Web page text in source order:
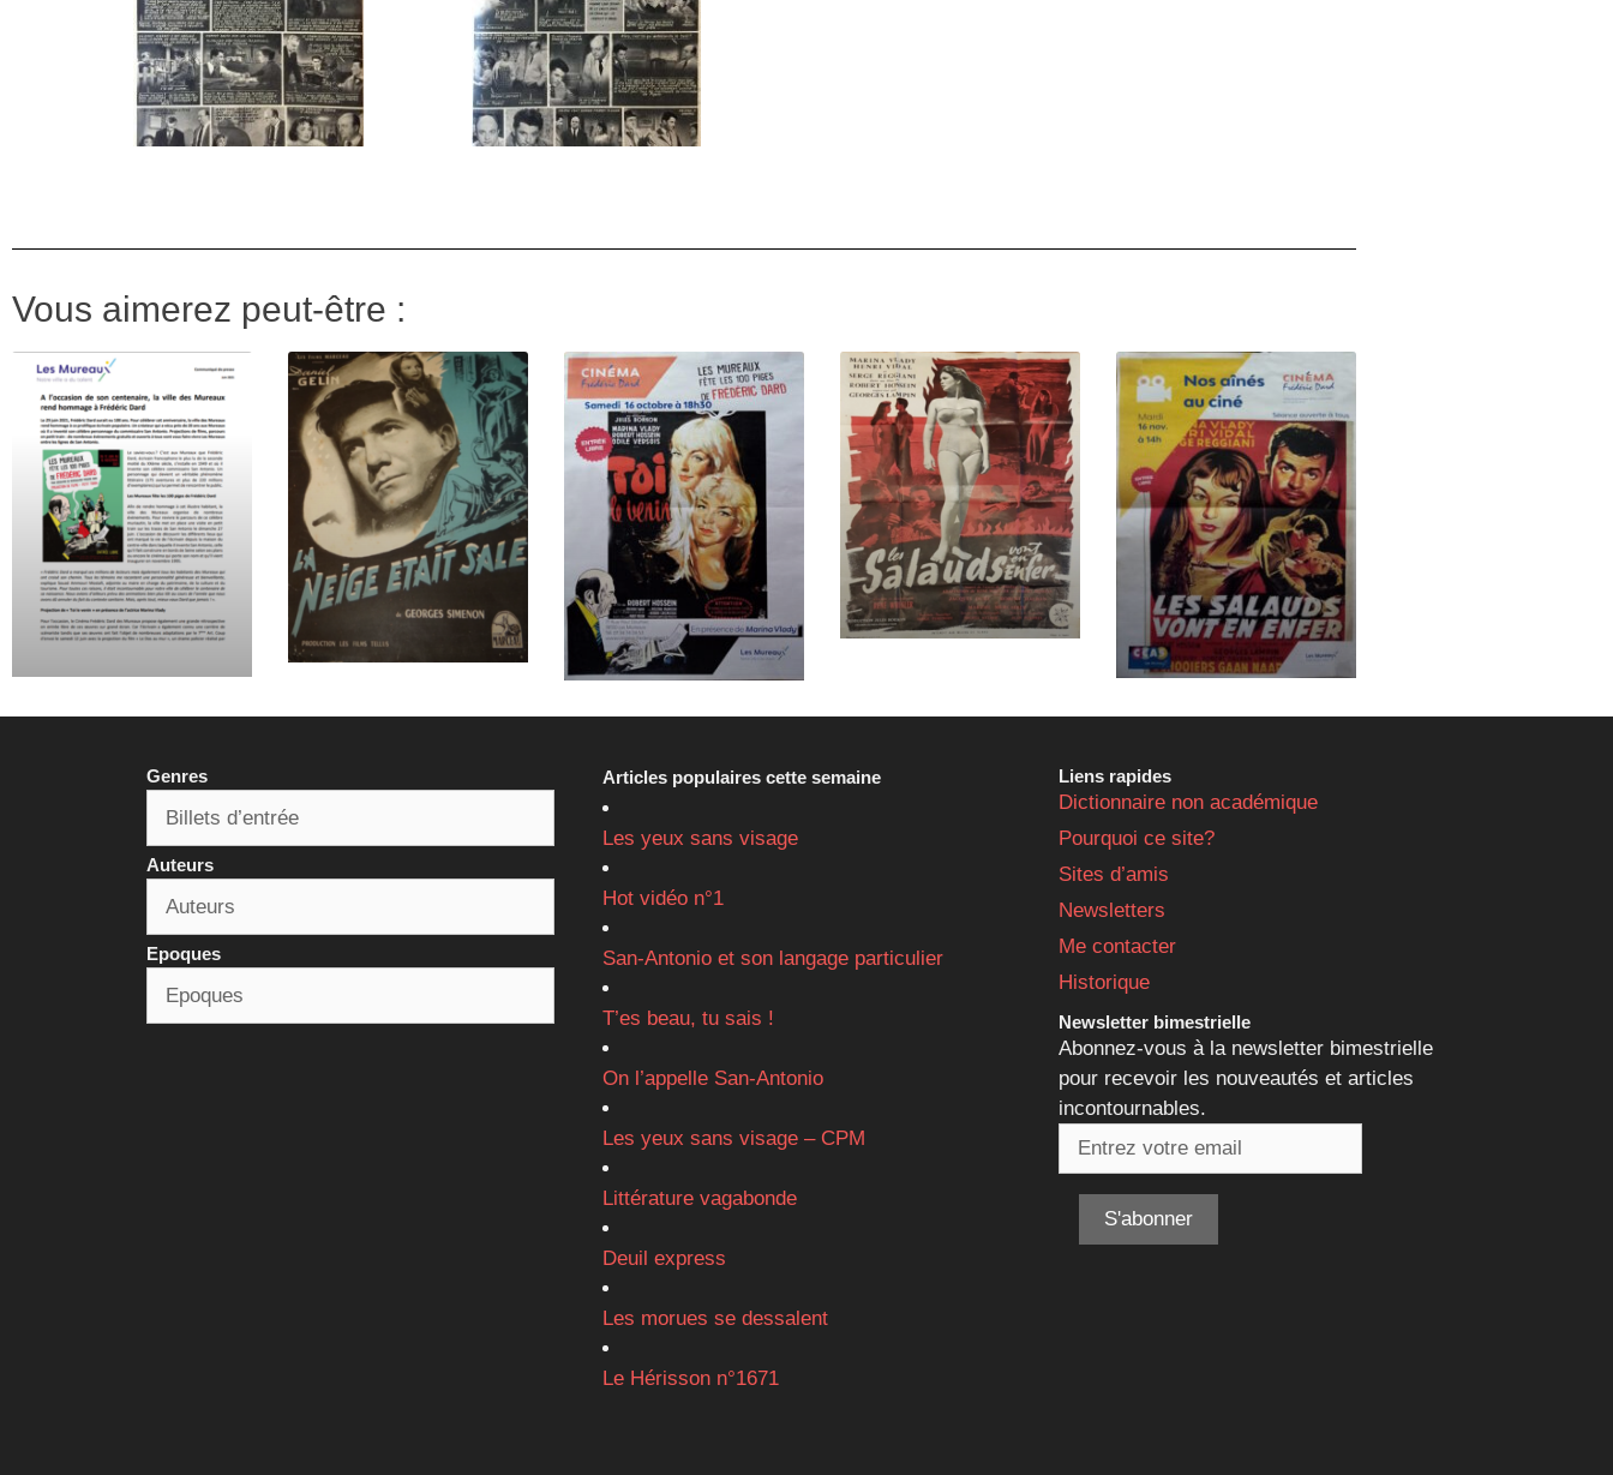
Vous aimerez peut-être :
Genres
Auteurs
Epoques
Articles populaires cette semaine
Les yeux sans visage
Hot vidéo n°1
San-Antonio et son langage particulier
T’es beau, tu sais !
On l’appelle San-Antonio
Les yeux sans visage – CPM
Littérature vagabonde
Deuil express
Les morues se dessalent
Le Hérisson n°1671
Liens rapides
Dictionnaire non académique
Pourquoi ce site?
Sites d’amis
Newsletters
Me contacter
Historique
Newsletter bimestrielle
Abonnez-vous à la newsletter bimestrielle
pour recevoir les nouveautés et articles
incontournables.